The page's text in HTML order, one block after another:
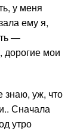
у меня
ему я,
—
дорогие мои
знаю, уж, что
Сначала
утро